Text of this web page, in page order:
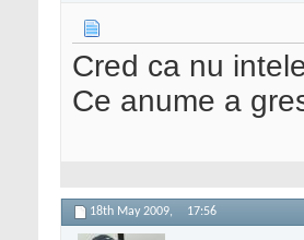
Cred ca nu
Ce anume a
18th May 2009, 17:56